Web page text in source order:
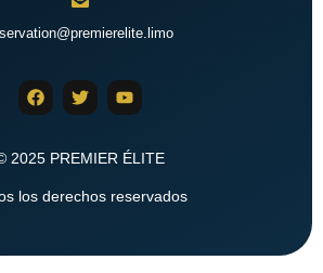
2025 PREMIER ÉLITE
los derechos reservados